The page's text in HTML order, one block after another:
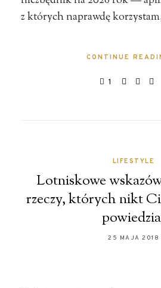
z których naprawdę
CONTINUE
1
LIFESTYLE
Lotniskowe
rzeczy, których nikt
25 MAJA 2018